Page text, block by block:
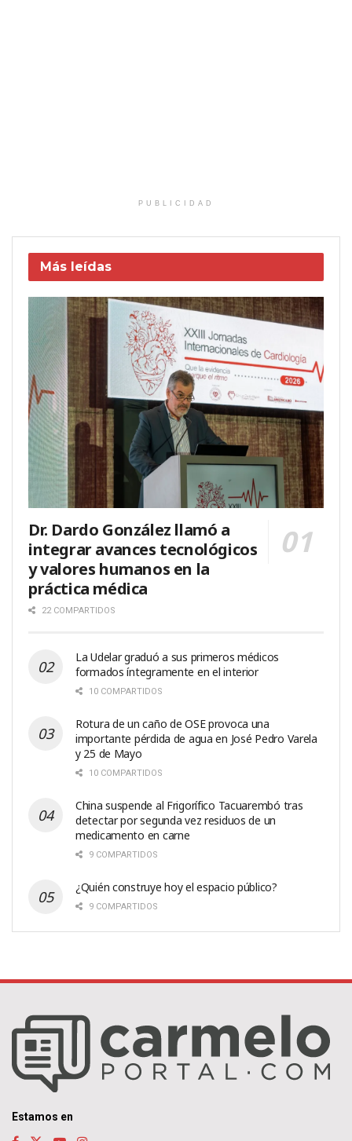
PUBLICIDAD
Más leídas
Dr. Dardo González llamó a
integrar avances tecnológicos
y valores humanos en la
práctica médica
22 COMPARTIDOS
La Udelar graduó a sus primeros médicos
formados íntegramente en el interior
10 COMPARTIDOS
Rotura de un caño de OSE provoca una
importante pérdida de agua en José Pedro Varela
y 25 de Mayo
10 COMPARTIDOS
China suspende al Frigorífico Tacuarembó tras
detectar por segunda vez residuos de un
medicamento en carne
9 COMPARTIDOS
¿Quién construye hoy el espacio público?
9 COMPARTIDOS
Estamos en